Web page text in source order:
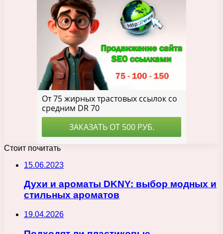
Стоит почитать
15.06.2023
Духи и ароматы DKNY: выбор модных и
стильных ароматов
19.04.2026